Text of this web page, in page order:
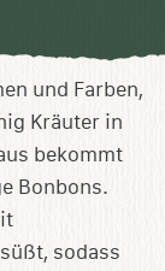
und Farben,
Kräuter in
bekommt
Bonbons.
sodass